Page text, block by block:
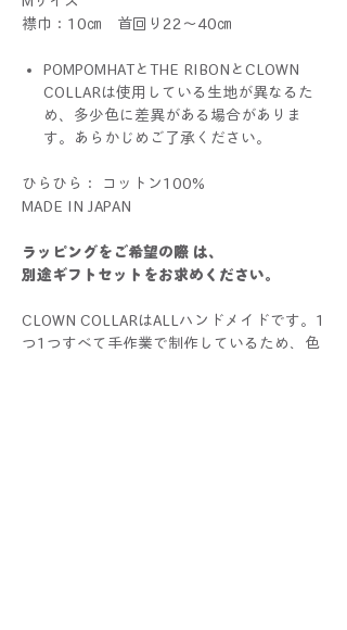
襟巾：10㎝ 首回り22～40㎝
POMPOMHATとTHE RIBONとCLOWN
COLLARは使用している生地が異なるた
め、多少色に差異がある場合がありま
す。あらかじめご了承ください。
ひらひら： コットン100%
MADE IN JAPAN
ラッピングをご希望の際 は、
別途ギフトセットをお求めください。
CLOWN COLLARはALLハンドメイドです。1
つ1つすべて手作業で制作しているため、色